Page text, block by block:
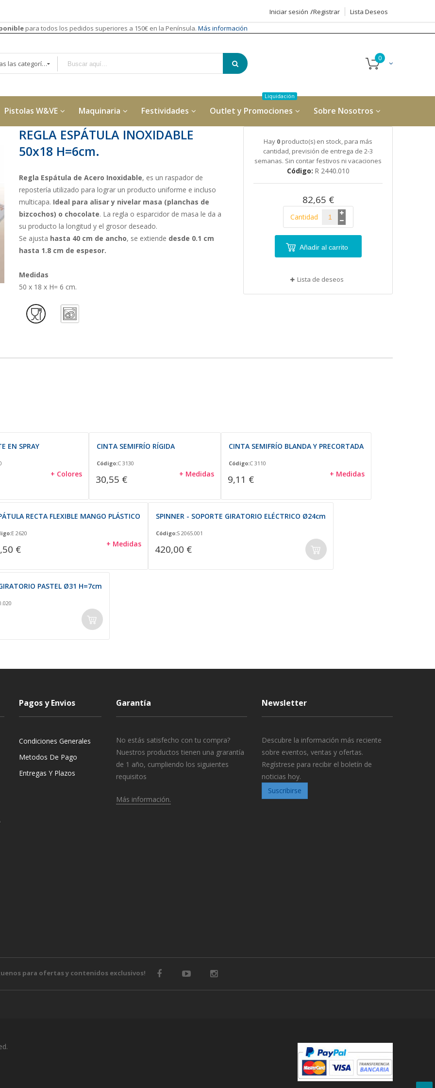
Iniciar sesión Registrar
Lista Deseos
para todos los pedidos superiores a 150€ en la Península. Más información
Todas las categorías
Pistolas W&VE Maquinaria Festividades Outlet y Promociones Sobre Nosotros
Hay 0 producto(s) en stock, para más
cantidad, previsión de entrega de 2-3
semanas. Sin contar festivos ni vacaciones
Código R 2440.010
82,65 €
Cantidad
Añadir al carrito
Lista de deseos
REGLA ESPÁTULA INOXIDABLE
50x18 H=6cm.
Regla Espátula de Acero Inoxidable, es un raspador de
repostería utilizado para lograr un producto uniforme e incluso
multicapa. Ideal para alisar y nivelar masa (planchas de
bizcochos) o chocolate. La regla o esparcidor de masa le da a
su producto la longitud y el grosor deseado.
Se ajusta hasta 40 cm de ancho, se extiende desde 0.1 cm
hasta 1.8 cm de espesor.
Medidas
50 x 18 x H= 6 cm.
EN SPRAY
+ Colores
CINTA SEMIFRÍO RÍGIDA
Código:C 3130
30,55 € + Medidas
CINTA SEMIFRÍO BLANDA Y PRECORTADA
Código:C 3110
9,11 € + Medidas
RECTA FLEXIBLE MANGO PLÁSTICO
E 2620
€ + Medidas
SPINNER - SOPORTE GIRATORIO ELÉCTRICO Ø24cm
Código:S 2065.001
420,00 €
PASTEL Ø31 H=7cm
Pagos y Envios
Condiciones Generales
Metodos De Pago
Entregas Y Plazos
Garantía
No estás satisfecho con tu compra?
Nuestros productos tienen una grarantía
de 1 año, cumpliendo los siguientes
requisitos
Más información.
Newsletter
Descubre la información más reciente
sobre eventos, ventas y ofertas.
Regístrese para recibir el boletín de
noticias hoy.
Suscribirse
para ofertas y contenidos exclusivos!